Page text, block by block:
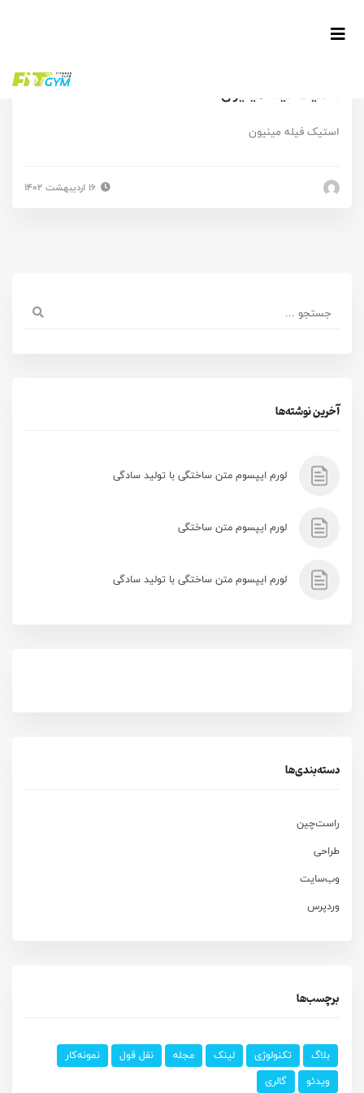
استیک فیله مینیون
استیک فیله مینیون
آخرین نوشته‌ها
لورم ایپسوم متن ساختگی با تولید سادگی
لورم ایپسوم متن ساختگی
لورم ایپسوم متن ساختگی با تولید سادگی
دسته‌بندی‌ها
راست‌چین
طراحی
وب‌سایت
وردپرس
برچسب‌ها
بلاگ تکنولوژی لینک مجله نقل قول
نمونه‌کار
ویدئو
گالری